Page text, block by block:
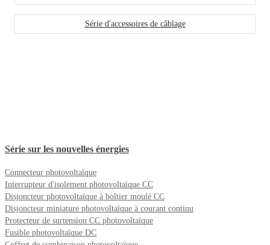
Série d'accessoires de câblage
Série sur les nouvelles énergies
Connecteur photovoltaïque
Interrupteur d'isolement photovoltaïque CC
Disjoncteur photovoltaïque à boîtier moulé CC
Disjoncteur miniature photovoltaïque à courant continu
Protecteur de surtension CC photovoltaïque
Fusible photovoltaïque DC